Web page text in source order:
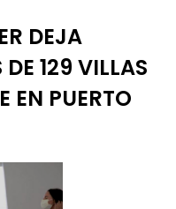
DEJA
129 VILLAS
EN PUERTO